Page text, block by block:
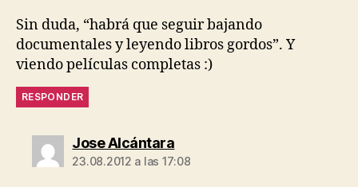
Sin duda, “habrá que seguir bajando
documentales y leyendo libros gordos”. Y
viendo películas completas :)
RESPONDER
Jose Alcántaradice:
23.08.2012 a las 17:08